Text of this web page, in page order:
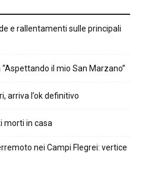
e rallentamenti sulle principali
il mio San Marzano”
arriva l’ok definitivo
morti in casa
nei Campi Flegrei: vertice